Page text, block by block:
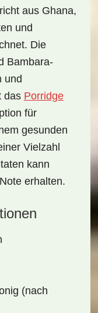
aus Ghana,
und
Die
Bambara-
und
das Porridge
für
gesunden
Vielzahl
kann
erhalten.
(nach